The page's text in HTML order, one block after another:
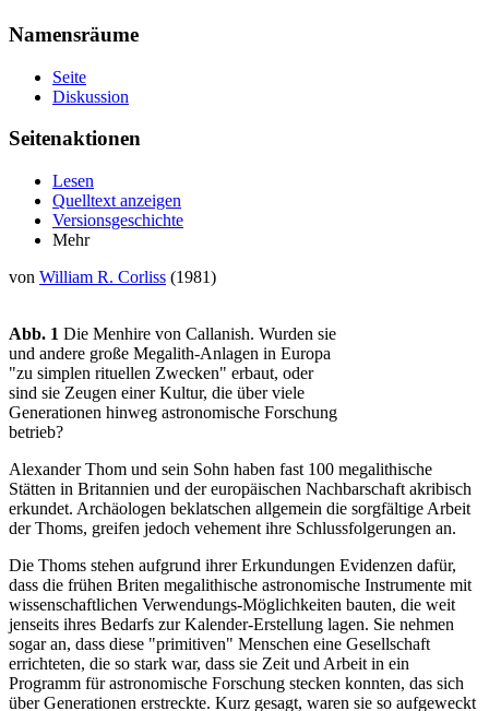
Namensräume
Seite
Diskussion
Seitenaktionen
Lesen
Quelltext anzeigen
Versionsgeschichte
Mehr
von William R. Corliss (1981)
Abb. 1 Die Menhire von Callanish. Wurden sie
und andere große Megalith-Anlagen in Europa
"zu simplen rituellen Zwecken" erbaut, oder
sind sie Zeugen einer Kultur, die über viele
Generationen hinweg astronomische Forschung
betrieb?
Alexander Thom und sein Sohn haben fast 100 megalithische
Stätten in Britannien und der europäischen Nachbarschaft akribisch
erkundet. Archäologen beklatschen allgemein die sorgfältige Arbeit
der Thoms, greifen jedoch vehement ihre Schlussfolgerungen an.
Die Thoms stehen aufgrund ihrer Erkundungen Evidenzen dafür,
dass die frühen Briten megalithische astronomische Instrumente mit
wissenschaftlichen Verwendungs-Möglichkeiten bauten, die weit
jenseits ihres Bedarfs zur Kalender-Erstellung lagen. Sie nehmen
sogar an, dass diese "primitiven" Menschen eine Gesellschaft
errichteten, die so stark war, dass sie Zeit und Arbeit in ein
Programm für astronomische Forschung stecken konnten, das sich
über Generationen erstreckte. Kurz gesagt, waren sie so aufgeweckt